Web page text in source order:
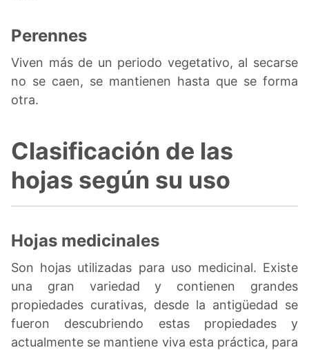
Perennes
Viven más de un periodo vegetativo, al secarse
no se caen, se mantienen hasta que se forma
otra.
Clasificación de las
hojas según su uso
Hojas medicinales
Son hojas utilizadas para uso medicinal. Existe
una gran variedad y contienen grandes
propiedades curativas, desde la antigüedad se
fueron descubriendo estas propiedades y
actualmente se mantiene viva esta práctica, para